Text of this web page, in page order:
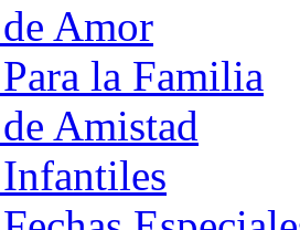
Amor
la Familia
Amistad